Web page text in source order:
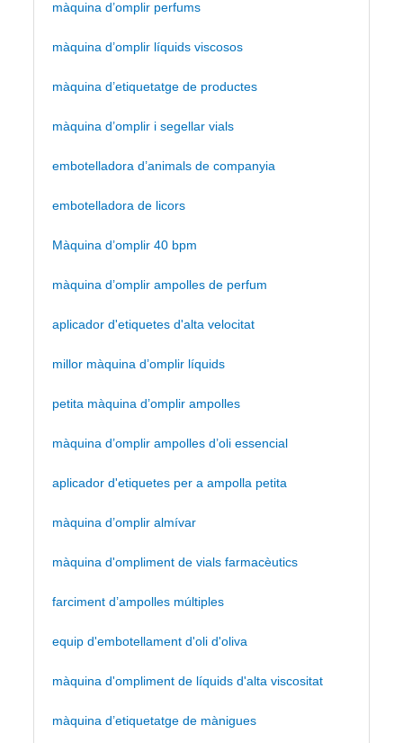
màquina d’omplir perfums
màquina d’omplir líquids viscosos
màquina d’etiquetatge de productes
màquina d’omplir i segellar vials
embotelladora d’animals de companyia
embotelladora de licors
Màquina d’omplir 40 bpm
màquina d’omplir ampolles de perfum
aplicador d'etiquetes d'alta velocitat
millor màquina d’omplir líquids
petita màquina d’omplir ampolles
màquina d’omplir ampolles d’oli essencial
aplicador d'etiquetes per a ampolla petita
màquina d’omplir almívar
màquina d'ompliment de vials farmacèutics
farciment d’ampolles múltiples
equip d'embotellament d'oli d'oliva
màquina d'ompliment de líquids d'alta viscositat
màquina d’etiquetatge de mànigues